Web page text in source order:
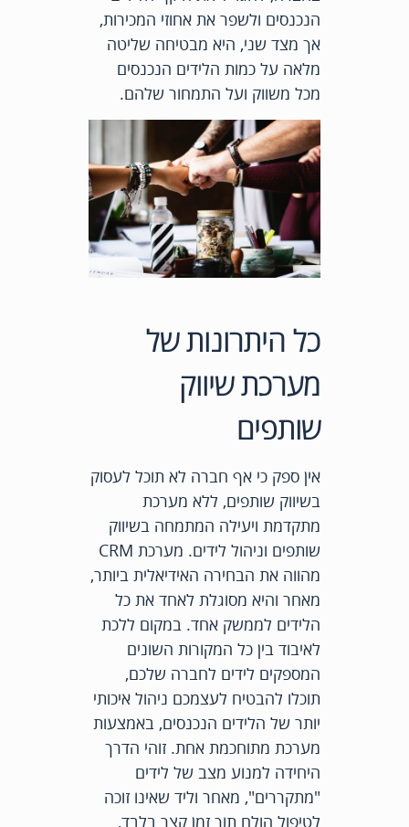
הנכנסים ולשפר את אחוזי המכירות,
אך מצד שני, היא מבטיחה שליטה
מלאה על כמות הלידים הנכנסים
מכל משווק ועל התמחור שלהם.
כל היתרונות של
מערכת שיווק
שותפים
אין ספק כי אף חברה לא תוכל לעסוק
בשיווק שותפים, ללא מערכת
מתקדמת ויעילה המתמחה בשיווק
שותפים וניהול לידים. מערכת CRM
מהווה את הבחירה האידיאלית ביותר,
מאחר והיא מסוגלת לאחד את כל
הלידים לממשק אחד. במקום ללכת
לאיבוד בין כל המקורות השונים
המספקים לידים לחברה שלכם,
תוכלו להבטיח לעצמכם ניהול איכותי
יותר של הלידים הנכנסים, באמצעות
מערכת מתוחכמת אחת. זוהי הדרך
היחידה למנוע מצב של לידים
"מתקררים", מאחר וליד שאינו זוכה
לטיפול הולם תוך זמן קצר בלבד,